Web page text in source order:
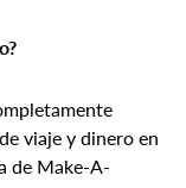
viaje y dinero en
de Make-A-